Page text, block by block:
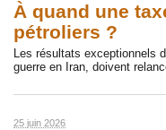
À quand une
pétroliers ?
Les résultats exceptionnels
guerre en Iran, doivent
25 juin 2026